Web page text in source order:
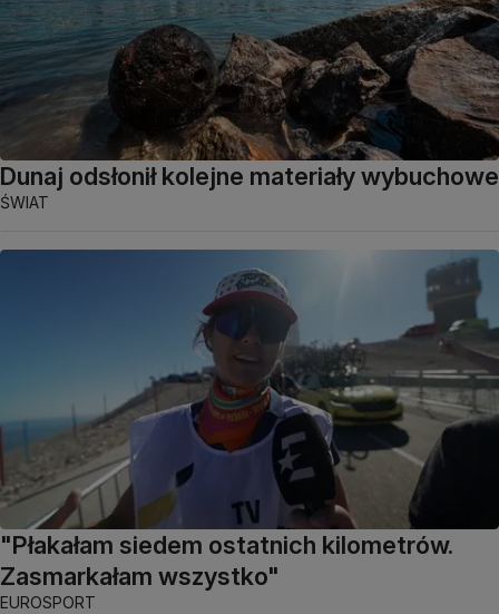
Dunaj odsłonił kolejne materiały wybuchowe
ŚWIAT
"Płakałam siedem ostatnich kilometrów.
Zasmarkałam wszystko"
EUROSPORT